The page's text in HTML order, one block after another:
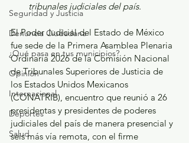
Seguridad y Justicia
Denuncia Ciudadana
¿Qué pasa en tus municipios?
Opinión
Internacional
Deportes
Salud
tribunales judiciales del país.
El Poder Judicial del Estado de México
fue sede de la Primera Asamblea Plenaria
Ordinaria 2026 de la Comisión Nacional
de Tribunales Superiores de Justicia de
los Estados Unidos Mexicanos
(CONATRIB), encuentro que reunió a 26
presidentas y presidentes de poderes
judiciales del país de manera presencial y
seis más vía remota, con el firme